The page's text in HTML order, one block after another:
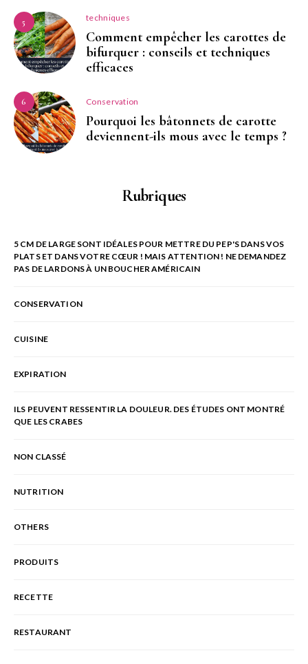
5 techniques
Comment empêcher les carottes de
bifurquer : conseils et techniques
efficaces
6 Conservation
Pourquoi les bâtonnets de carotte
deviennent-ils mous avec le temps ?
Rubriques
5 CM DE LARGE SONT IDÉALES POUR METTRE DU PEP'S DANS VOS
PLATS ET DANS VOTRE CŒUR ! MAIS ATTENTION ! NE DEMANDEZ
PAS DE LARDONS À UN BOUCHER AMÉRICAIN
CONSERVATION
CUISINE
EXPIRATION
ILS PEUVENT RESSENTIR LA DOULEUR. DES ÉTUDES ONT MONTRÉ
QUE LES CRABES
NON CLASSÉ
NUTRITION
OTHERS
PRODUITS
RECETTE
RESTAURANT